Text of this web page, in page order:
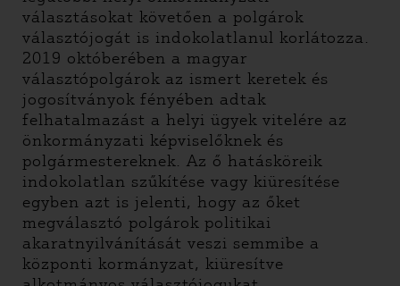
választásokat követően a polgárok
választójogát is indokolatlanul korlátozza.
2019 októberében a magyar
választópolgárok az ismert keretek és
jogosítványok fényében adtak
felhatalmazást a helyi ügyek vitelére az
önkormányzati képviselőknek és
polgármestereknek. Az ő hatásköreik
indokolatlan szűkítése vagy kiüresítése
egyben azt is jelenti, hogy az őket
megválasztó polgárok politikai
akaratnyilvánítását veszi semmibe a
központi kormányzat, kiüresítve